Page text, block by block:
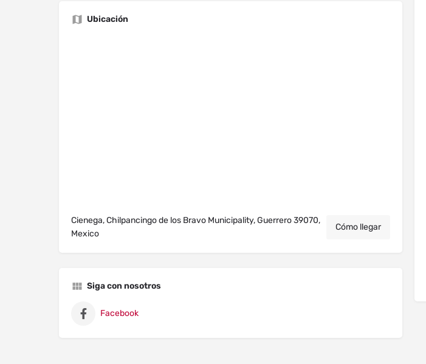
Ubicación
Cienega, Chilpancingo de los Bravo Municipality, Guerrero 39070,
Mexico
Cómo llegar
Siga con nosotros
Facebook